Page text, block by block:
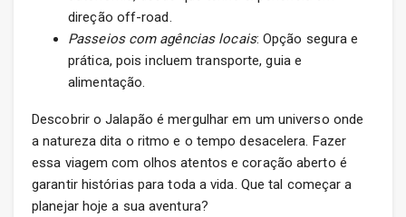
direção off-road.
Passeios com agências locais: Opção segura e
prática, pois incluem transporte, guia e
alimentação.
Descobrir o Jalapão é mergulhar em um universo onde
a natureza dita o ritmo e o tempo desacelera. Fazer
essa viagem com olhos atentos e coração aberto é
garantir histórias para toda a vida. Que tal começar a
planejar hoje a sua aventura?